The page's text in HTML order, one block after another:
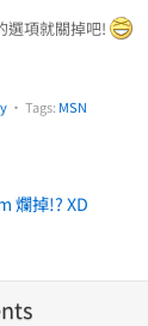
選項就關掉吧!
• Tags: MSN
爛掉!? XD